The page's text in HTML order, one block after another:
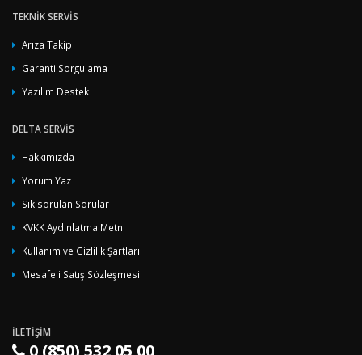
TEKNIK SERVIS
Arıza Takip
Garanti Sorgulama
Yazılım Destek
DELTA SERVIS
Hakkımızda
Yorum Yaz
Sık sorulan Sorular
KVKK Aydınlatma Metni
Kullanım ve Gizlilik Şartları
Mesafeli Satış Sözleşmesi
İLETIŞIM
0 (850) 532 05 00